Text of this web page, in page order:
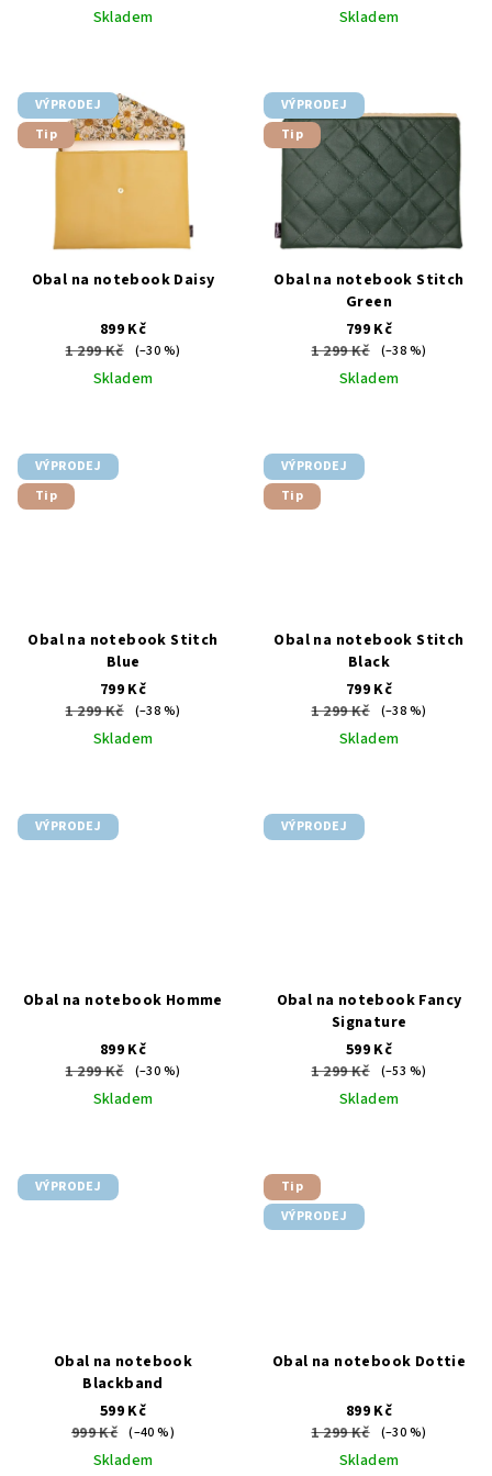
ů
Skladem Skladem
VÝPRODEJ
Tip
Obal na notebook Daisy
899 Kč
1 299 Kč
(–30 %)
Skladem
VÝPRODEJ
Tip
Obal na notebook Stitch
Green
799 Kč
1 299 Kč
(–38 %)
Skladem
VÝPRODEJ
Tip
Obal na notebook Stitch
Blue
799 Kč
1 299 Kč
(–38 %)
Skladem
VÝPRODEJ
Tip
Obal na notebook Stitch
Black
799 Kč
1 299 Kč
(–38 %)
Skladem
VÝPRODEJ
Obal na notebook Homme
899 Kč
1 299 Kč
(–30 %)
Skladem
VÝPRODEJ
Obal na notebook Fancy
Signature
599 Kč
1 299 Kč
(–53 %)
Skladem
VÝPRODEJ
Obal na notebook
Blackband
599 Kč
999 Kč (–40 %)
Skladem
Tip
VÝPRODEJ
Obal na notebook Dottie
899 Kč
1 299 Kč
(–30 %)
Skladem